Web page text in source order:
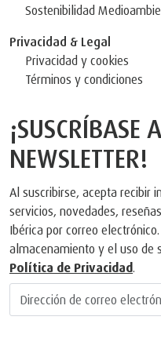
Sostenibilidad
Privacidad & Legal
Privacidad y cookies
Términos y condiciones
¡SUSCRÍBASE
NEWSLETTER!
Al suscribirse, acepta recibir
servicios, novedades,
Ibérica por correo
almacenamiento y el uso de
Política de Privacidad.